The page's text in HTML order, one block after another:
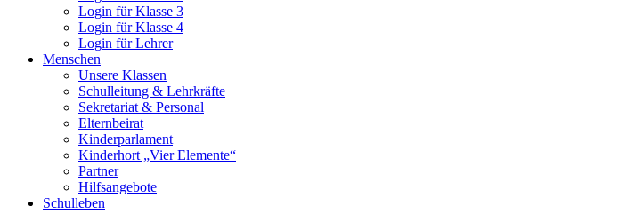
Log­in für Klas­se 3
Log­in für Klas­se 4
Log­in für Leh­rer
Men­schen
Unse­re Klas­sen
Schul­lei­tung & Lehr­kräf­te
Sekre­ta­ri­at & Per­so­nal
Eltern­bei­rat
Kin­der­par­la­ment
Kin­der­hort „Vier Ele­men­te“
Part­ner
Hilfs­an­ge­bo­te
Schul­le­ben